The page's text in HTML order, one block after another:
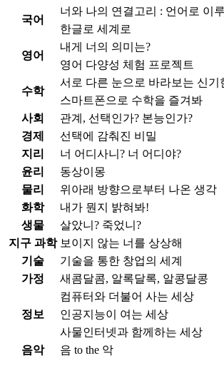
국어
너와 나의 연결고리 : 언어로 이
한글로 세계로
영어
내게 너의 의미는?
영어 다양성 체험 프로젝트
수학
서로 다른 눈으로 바라보는 신기
스마트폰으로 수학을 즐겨봐
사회
관계, 선택인가? 본능인가?
경제
선택에 감춰진 비밀
지리
너 어디사니? 너 어디야?
윤리
동상이몽
물리
위아래 방향으로부터 나온 생각
화학
내가 뭔지 밝혀봐!
생물
살았니? 죽었니?
지구 과학 보이지 않는 너를 상상해
기술
기술을 통한 창업의 세계
가정
새콤달콤, 알록달록, 알콩달콩
정보
컴퓨터와 더불어 사는 세상
인공지능이 여는 세상
사물인터넷과 함께하는 세상
음악
음 to the 악